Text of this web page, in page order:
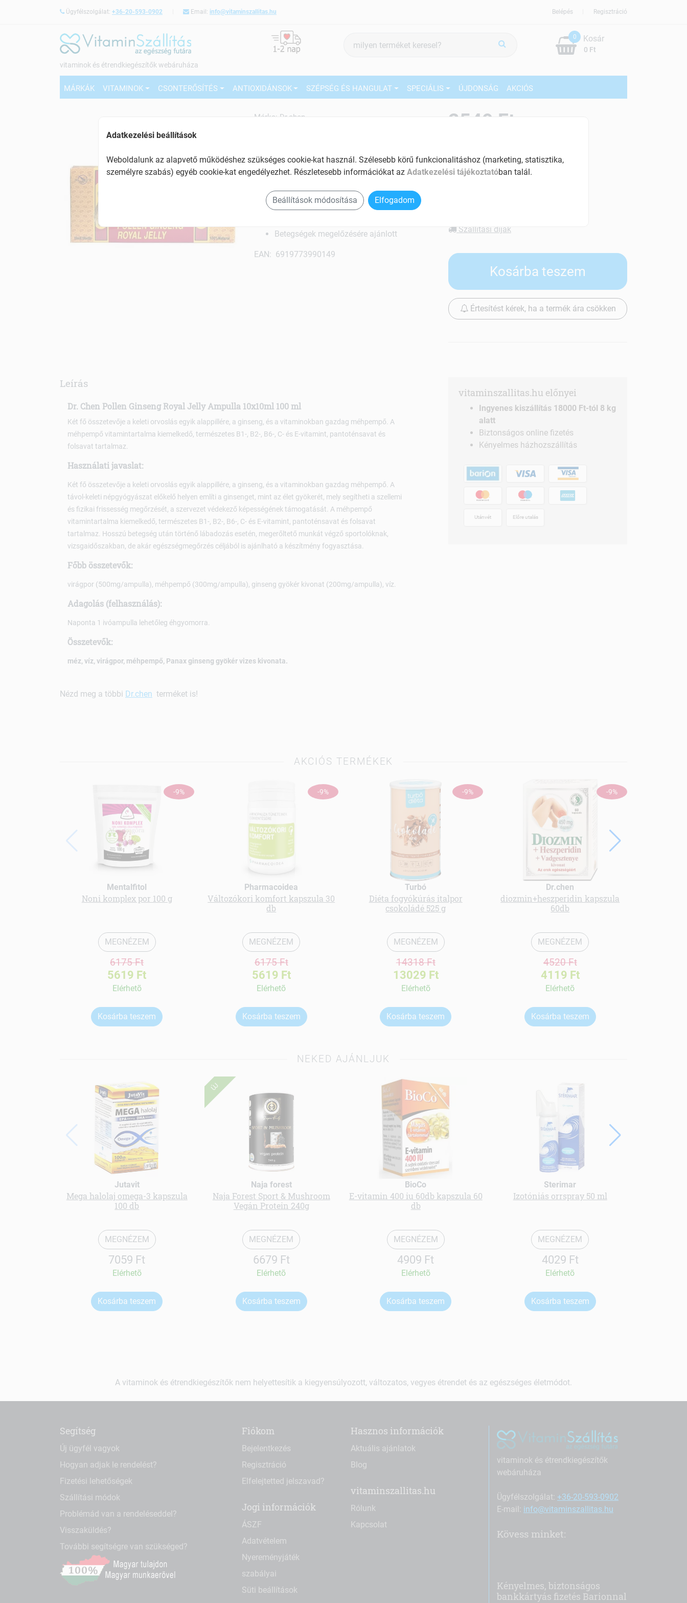
Ügyfélszolgálat: +36-20-593-0902 Email: info@vitaminszallitas.hu Regisztráció
Belépés
vitaminok és étrendkiegészítők webáruháza
keresés
0
0 Ft
Kosár
MÁRKÁK VITAMINOK CSONTERŐSÍTÉS ANTIOXIDÁNSOK SZÉPSÉG ÉS HANGULAT SPECIÁLIS ÚJDONSÁG AKCIÓS
Márka: Dr.chen
Immunerősítő készítmény
Tartalom: 100 ml
5 féle vitamint tartalmaz
Hozzájárul a szellemi és fizikai frissesség
Betegségek megelőzésére ajánlott
EAN: 6919773990149
2549 Ft
Készletinformáció:
Szállítási díjak
Kosárba teszem
Értesítést kérek, ha a termék ára csökken
Leírás
Dr. Chen Pollen Ginseng Royal Jelly Ampulla 10x10ml 100 ml
Két fő összetevője a keleti orvoslás egyik alappillére, a ginseng, és a vitaminokban gazdag méhpempő. A
méhpempő vitamintartalma kiemelkedő, természetes B1-, B2-, B6-, C- és E-vitamint, pantoténsavat és
folsavat tartalmaz.
Használati javaslat:
Két fő összetevője a keleti orvoslás egyik alappillére, a ginseng, és a vitaminokban gazdag méhpempő. A
távol-keleti népgyógyászat előkelő helyen említi a ginsenget, mint az élet gyökerét, mely segítheti a szellemi
és fizikai frissesség megőrzését, a szervezet védekező képességének támogatását. A méhpempő
vitamintartalma kiemelkedő, természetes B1-, B2-, B6-, C- és E-vitamint, pantoténsavat és folsavat
tartalmaz. Hosszú betegség után történő lábadozás esetén, megerőltető munkát végző sportolóknak,
vizsgaidőszakban, de akár egészségmegőrzés céljából is ajánlható a készítmény fogyasztása.
Főbb összetevők:
virágpor (500mg/ampulla), méhpempő (300mg/ampulla), ginseng gyökér kivonat (200mg/ampulla), víz.
Adagolás (felhasználás):
Naponta 1 ivóampulla lehetőleg éhgyomorra.
Összetevők:
méz, víz, virágpor, méhpempő, Panax ginseng gyökér vizes kivonata.
Nézd meg a többi Dr.chen terméket is!
vitaminszallitas.hu előnyei
Ingyenes kiszállítás 18000 Ft-tól 8 kg
alatt
Biztonságos online fizetés
Kényelmes házhozszállítás
Utánvét Előre utalás
AKCIÓS TERMÉKEK
-9%
Mentalfitol
Noni komplex por 100 g
MEGNÉZEM
6175 Ft
5619 Ft
Elérhetõ
Kosárba teszem
-9%
Pharmacoidea
Változókori komfort kapszula 30
db
MEGNÉZEM
6175 Ft
5619 Ft
Elérhetõ
Kosárba teszem
-9%
Turbó
Diéta fogyókúrás italpor
csokoládé 525 g
MEGNÉZEM
14318 Ft
13029 Ft
Elérhetõ
Kosárba teszem
-9%
Dr.chen
diozmin+heszperidin kapszula
60db
MEGNÉZEM
4520 Ft
4119 Ft
Elérhetõ
Kosárba teszem
NEKED AJÁNLJUK
Jutavit
Mega halolaj omega-3 kapszula
100 db
MEGNÉZEM
7059 Ft
Elérhetõ
Kosárba teszem
ÚJ
Naja forest
Naja Forest Sport & Mushroom
Vegán Protein 240g
MEGNÉZEM
6679 Ft
Elérhetõ
Kosárba teszem
BioCo
E-vitamin 400 iu 60db kapszula 60
db
MEGNÉZEM
4909 Ft
Elérhetõ
Kosárba teszem
Sterimar
Izotóniás orrspray 50 ml
MEGNÉZEM
4029 Ft
Elérhetõ
Kosárba teszem
A vitaminok és étrendkiegészítők nem helyettesítik a kiegyensúlyozott, változatos, vegyes étrendet és az egészséges életmódot.
Segítség
Új ügyfél vagyok
Hogyan adjak le rendelést?
Fizetési lehetőségek
Szállítási módok
Problémád van a rendeléseddel?
Visszaküldés?
További segítségre van szükséged?
Fiókom
Bejelentkezés
Regisztráció
Elfelejtetted jelszavad?
Jogi információk
ÁSZF
Adatvételem
Nyereményjáték
szabályai
Süti beállítások
Hasznos információk
Aktuális ajánlatok
Blog
vitaminszallitas.hu
Rólunk
Kapcsolat
vitaminok és étrendkiegészítők
webáruháza
Ügyfélszolgálat: +36-20-593-0902
E-mail: info@vitaminszallitas.hu
Kövess minket:
Kényelmes, biztonságos
bankkártyás fizetés Barionnal
Adatkezelési beállítások
Weboldalunk az alapvető működéshez szükséges cookie-kat használ. Szélesebb körű funkcionalitáshoz (marketing, statisztika,
személyre szabás) egyéb cookie-kat engedélyezhet. Részletesebb információkat az Adatkezelési tájékoztatóban talál.
Beállítások módosítása Elfogadom